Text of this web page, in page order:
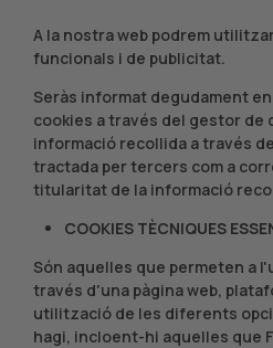
A la nostra web podrem
funcionals i de publicitat.
Seràs informat degudament
cookies a través del gestor de
informació recollida a través
tractada per tercers com a
titularitat de la informació
COOKIES TÈCNIQUES
Són aquelles que permeten a
través d'una pàgina web,
utilització de les diferents
hagi, incloent-hi aquelles que